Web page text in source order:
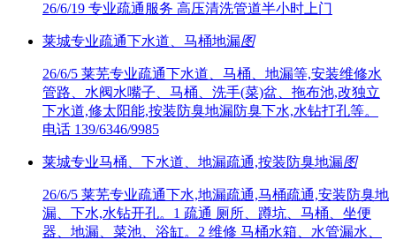
26/6/19 专业疏通服务 高压清洗管道半小时上门
莱城专业疏通下水道、马桶地漏图
26/6/5 莱芜专业疏通下水道、马桶、地漏等,安装维修水
管路、水阀水嘴子、马桶、洗手(菜)盆、拖布池,改独立
下水道,修太阳能,按装防臭地漏防臭下水,水钻打孔等。
电话 139/6346/9985
莱城专业马桶、下水道、地漏疏通,按装防臭地漏图
26/6/5 莱芜专业疏通下水,地漏疏通,马桶疏通,安装防臭地
漏、下水,水钻开孔。1 疏通 厕所、蹲坑、马桶、坐便
器、地漏、菜池、浴缸。2 维修 马桶水箱、水管漏水、